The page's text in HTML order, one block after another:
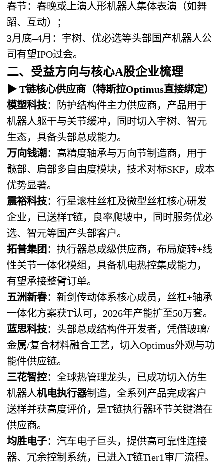
春节：春晚或上演人形机器人集体表演（如舞
蹈、互动）；
3月底–4月：宇树、优必选等头部国产机器人公
司有望IPO过会。
二、受益方向与核心A股企业梳理
▶T链核心供应商 （特斯拉Optimus直接绑定）
模塑科技：防护结构件主力供应商，产品用于
机器人躯干与关节缓冲，同时切入宇树、智元
生态，具备头部总成能力。
万向钱潮 ：高精度轴承与万向节制造商，用于
髋部、肩部多自由度模块，技术对标SKF，成本
优势显著。
震裕科技：行星滚柱丝杠及微型丝杠核心研发
企业，已送样T链，良率爬坡中，同时服务优必
选、智元等国产头部客户。
拓普集团 ：执行器总成级供应商，布局旋转+线
性关节一体化模组，具备机电热控集成能力，
有望承接整臂订单。
五洲新春：新剑传动体系核心成员，丝杠+轴承
一体化方案获T认可，2026年产能扩至50万套。
蓝思科技：头部总成结构件开发者，凭借玻璃/
金属/复合材料融合工艺，切入Optimus外观与功
能件供应链。
三花智控：全球热管理龙头，已成功切入仿生
机器人机电执行器制造，全系列产品完成客户
送样并获高度评价，是T链执行器环节关键潜在
供应商。
均胜电子：汽车电子巨头，提供高可靠性连接
器、冗余控制系统，已进入T链Tier1审厂流程。